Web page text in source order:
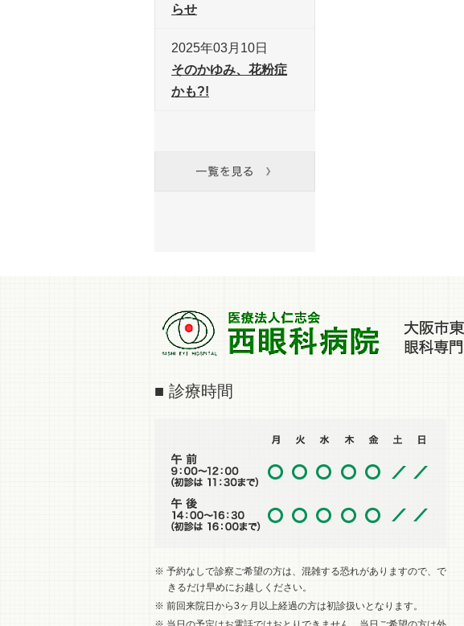
らせ
2025年03月10日
そのかゆみ、花粉症
かも?!
■ 診療時間
※ 予約なしで診察ご希望の方は、混雑する恐れがありますので、で
きるだけ早めにお越しください。
※ 前回来院日から3ヶ月以上経過の方は初診扱いとなります。